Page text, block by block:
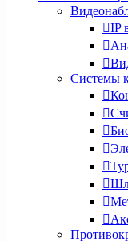
IP
Системы